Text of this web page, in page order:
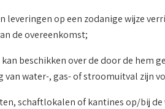
op een zodanige wijze
de overeenkomst;
beschikken over de door de
water-, gas- of stroomuitval zijn
schaftlokalen of kantines op/bij